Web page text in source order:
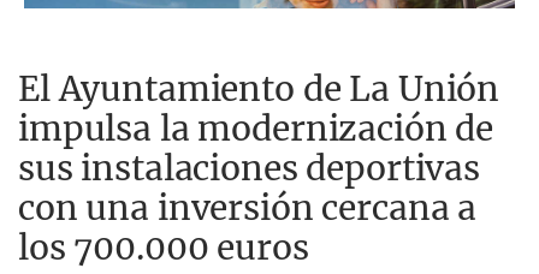
El Ayuntamiento de La Unión
impulsa la modernización de
sus instalaciones deportivas
con una inversión cercana a
los 700.000 euros